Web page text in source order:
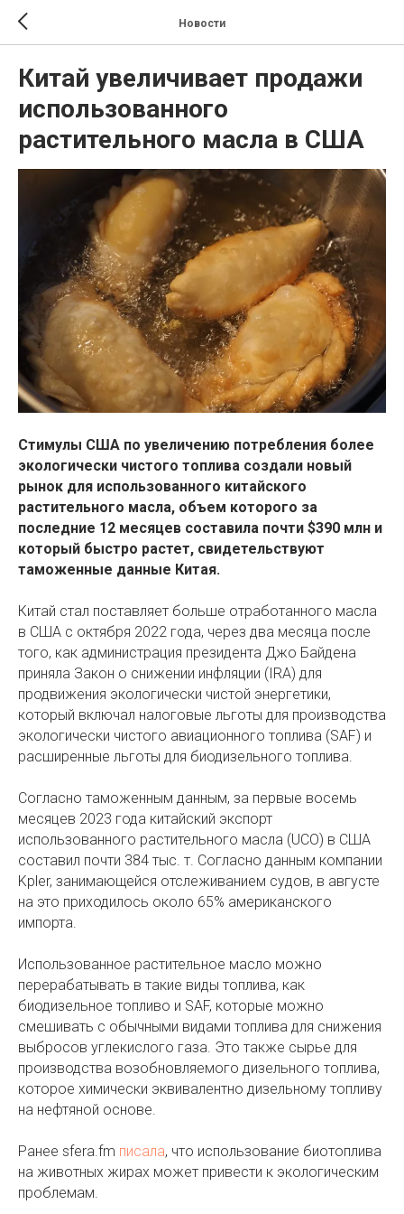
Новости
Китай увеличивает продажи
использованного
растительного масла в США
Стимулы США по увеличению потребления более
экологически чистого топлива создали новый
рынок для использованного китайского
растительного масла, объем которого за
последние 12 месяцев составила почти $390 млн и
который быстро растет, свидетельствуют
таможенные данные Китая.
Китай стал поставляет больше отработанного масла
в США с октября 2022 года, через два месяца после
того, как администрация президента Джо Байдена
приняла Закон о снижении инфляции (IRA) для
продвижения экологически чистой энергетики,
который включал налоговые льготы для производства
экологически чистого авиационного топлива (SAF) и
расширенные льготы для биодизельного топлива.
Согласно таможенным данным, за первые восемь
месяцев 2023 года китайский экспорт
использованного растительного масла (UCO) в США
составил почти 384 тыс. т. Согласно данным компании
Kpler, занимающейся отслеживанием судов, в августе
на это приходилось около 65% американского
импорта.
Использованное растительное масло можно
перерабатывать в такие виды топлива, как
биодизельное топливо и SAF, которые можно
смешивать с обычными видами топлива для снижения
выбросов углекислого газа. Это также сырье для
производства возобновляемого дизельного топлива,
которое химически эквивалентно дизельному топливу
на нефтяной основе.
Ранее sfera.fm писала, что использование биотоплива
на животных жирах может привести к экологическим
проблемам.